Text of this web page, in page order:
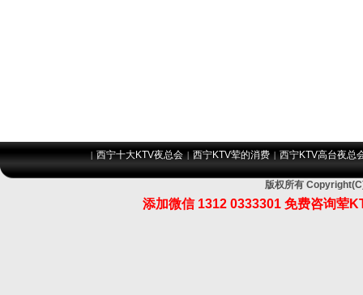
| 西宁十大KTV夜总会 | 西宁KTV荤的消费 | 西宁KTV高台夜总
版权所有
添加微信 1312 0333301 免费咨询荤